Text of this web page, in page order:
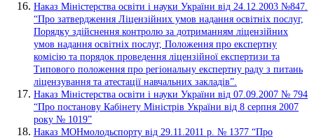
Наказ Міністерства освіти і науки України від 24.12.2003 №847.
“Про затвердження Ліцензійних умов надання освітніх послуг,
Порядку здійснення контролю за дотриманням ліцензійних
умов надання освітніх послуг, Положення про експертну
комісію та порядок проведення ліцензійної експертизи та
Типового положення про регіональну експертну раду з питань
ліцензування та атестації навчальних закладів”.
Наказ Міністерства освіти і науки України від 07.09.2007 № 794
“Про постанову Кабінету Міністрів України від 8 серпня 2007
року № 1019”
Наказ МОНмолодьспорту від 29.11.2011 р. № 1377 “Про